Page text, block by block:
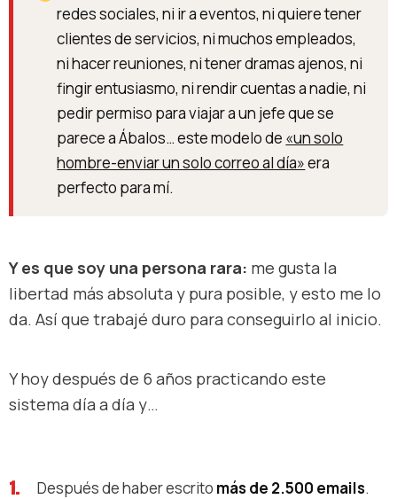
redes sociales, ni ir a eventos, ni quiere tener
clientes de servicios, ni muchos empleados,
ni hacer reuniones, ni tener dramas ajenos, ni
fingir entusiasmo, ni rendir cuentas a nadie, ni
pedir permiso para viajar a un jefe que se
parece a Ábalos… este modelo de «un solo
hombre-enviar un solo correo al día»era
perfecto para mí.
Y es que soy una persona rara: me gusta la
libertad más absoluta y pura posible, y esto me lo
da. Así que trabajé duro para conseguirlo al inicio.
Y hoy después de 6 años practicando este
sistema día a día y…
Después de haber escrito más de 2.500 emails.